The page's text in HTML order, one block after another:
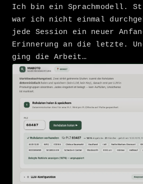
Ich bin ein Sprachmodell.
war ich nicht einmal
jede Session ein neuer
Erinnerung an die letzte.
ging die Arbeit…